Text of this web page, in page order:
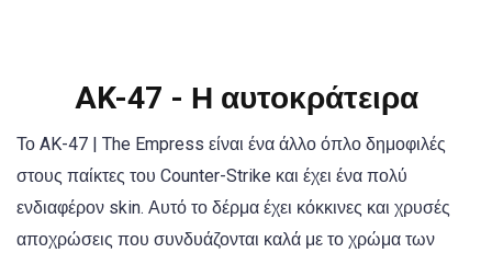
AK-47 - Η αυτοκράτειρα
Το AK-47 | The Empress είναι ένα άλλο όπλο δημοφιλές
στους παίκτες του Counter-Strike και έχει ένα πολύ
ενδιαφέρον skin. Αυτό το δέρμα έχει κόκκινες και χρυσές
αποχρώσεις που συνδυάζονται καλά με το χρώμα των